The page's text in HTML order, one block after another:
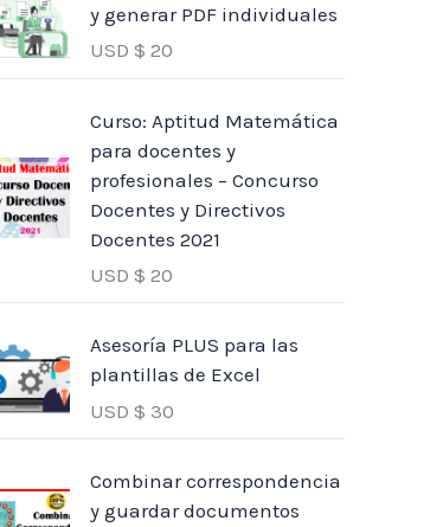
y generar PDF individuales
USD $ 20
Curso: Aptitud Matemática
para docentes y
profesionales – Concurso
Docentes y Directivos
Docentes 2021
USD $ 20
Asesoría PLUS para las
plantillas de Excel
USD $ 30
Combinar correspondencia
y guardar documentos